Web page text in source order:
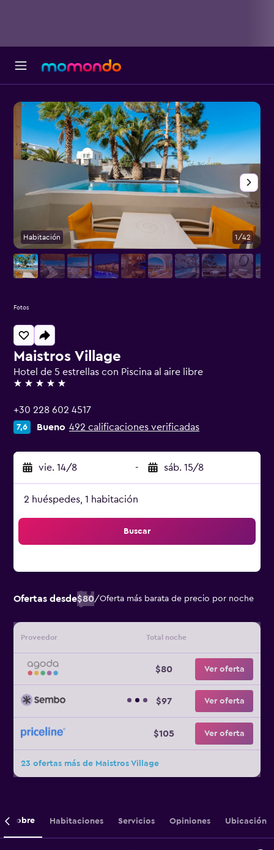
Maistros Village
Hotel de 5 estrellas con Piscina al aire libre
5 estrellas
+30 228 602 4517
7,6 Bueno 492 calificaciones verificadas
vie. 14/8 - sáb. 15/8
2 huéspedes, 1 habitación
Buscar
Ofertas desde$80/Oferta más barata de precio por noche
Proveedor Total noche
$80 Ver oferta
$97 Ver oferta
$105 Ver oferta
23 ofertas más de Maistros Village
Habitación 1/42
Fotos
Sobre Habitaciones Servicios Opiniones Ubicación